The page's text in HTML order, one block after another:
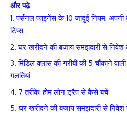
और पढ़े
पर्सनल फाइनेंस के 10 जादुई नियम:
टिप्स
घर खरीदने की बजाय समझदारी से निवेश
मिडिल क्लास की गरीबी की 5 चौंकाने
गलतियां
7 तरीके: होम लोन ट्रैप से कैसे बचें
घर खरीदने की बजाय समझदारी से निवेश